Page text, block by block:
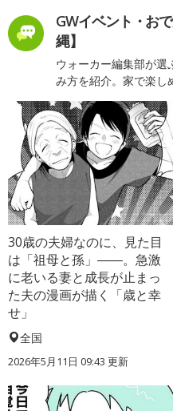
GWイベント・お
縄】
ウォーカー編集部が選
み方を紹介。家で楽し
30歳の夫婦なのに、見た目
は「祖母と孫」――。急激
に老いる妻と成長が止まっ
た夫の漫画が描く「歳と幸
せ」
全国
2026年5月11日 09:43 更新